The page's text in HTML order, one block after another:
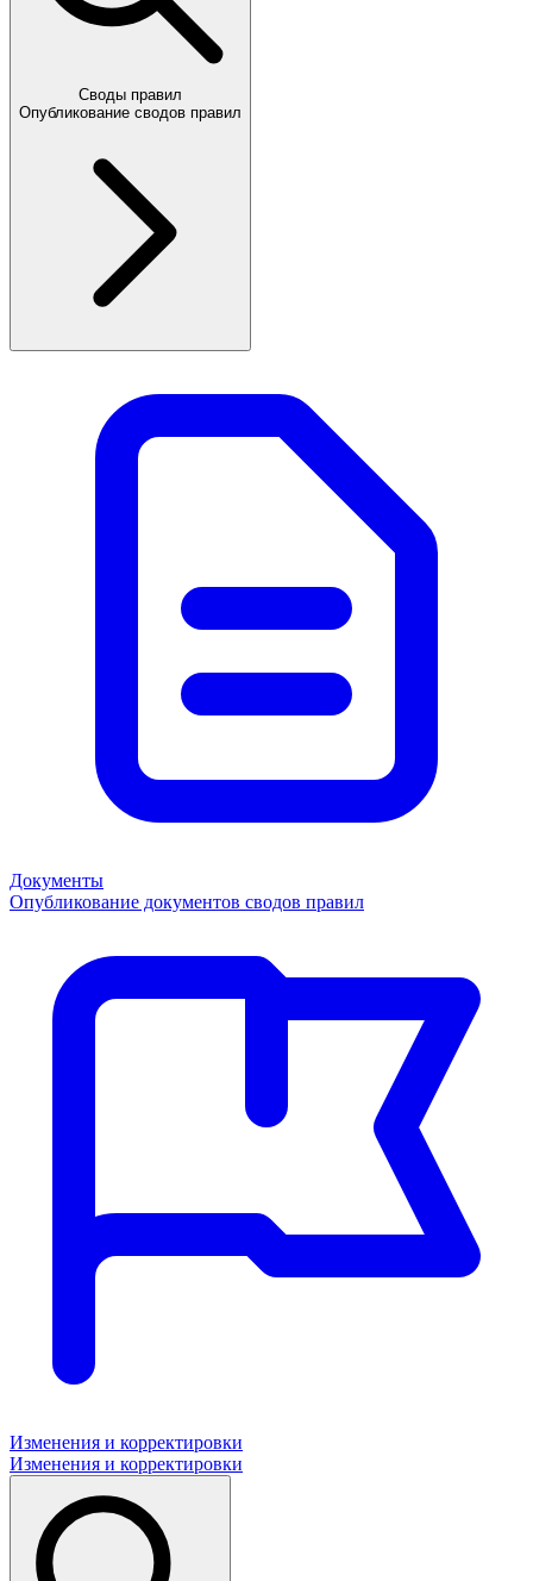
Своды правил
Опубликование сводов правил
Документы
Опубликование документов сводов правил
Изменения и корректировки
Изменения и корректировки